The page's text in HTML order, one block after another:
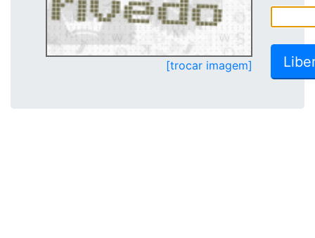
[trocar imagem]